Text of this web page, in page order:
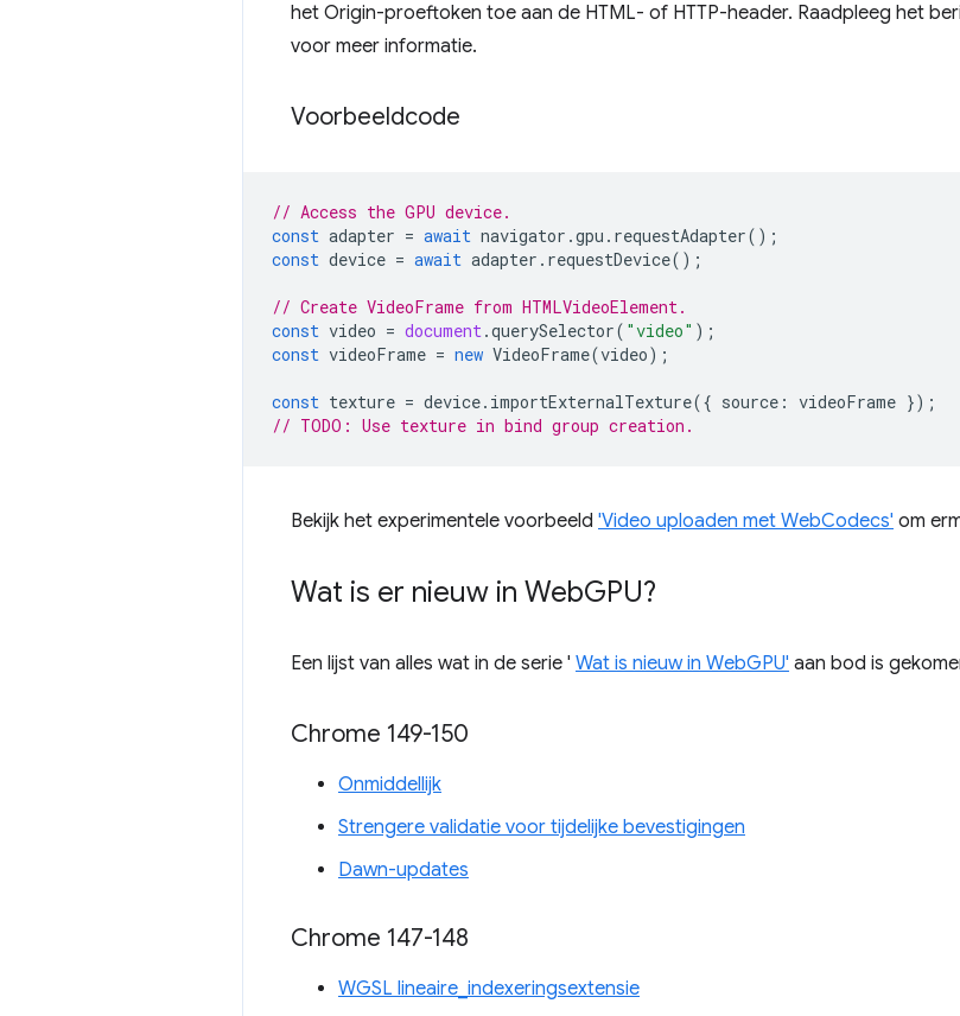
het Origin-proeftoken toe aan de HTML- of HTTP-header. Raadpleeg het
voor meer informatie.
Voorbeeldcode
// Access the GPU device.
const adapter = await navigator .gpu . requestAdapter();
const device = await adapter . requestDevice();
// Create VideoFrame from HTMLVideoElement.
const video = document.querySelector( "video" );
const videoFrame = new VideoFrame(video);
const texture = device. importExternalTexture({ source : videoFrame });
// TODO: Use texture in bind group creation.
Bekijk het experimentele voorbeeld 'Video uploaden met WebCodecs' om
Wat is er nieuw in WebGPU?
Een lijst van alles wat in de serie ' Wat is nieuw in WebGPU' aan bod is
Chrome 149-150
Onmiddellijk
Strengere validatie voor tijdelijke bevestigingen
Dawn-updates
Chrome 147-148
WGSL lineaire_indexeringsextensie